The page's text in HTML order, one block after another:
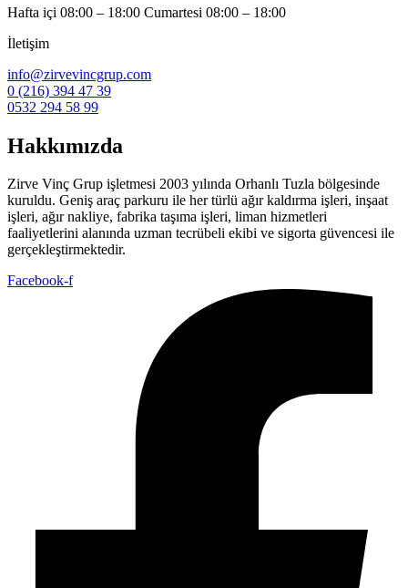
Hafta içi 08:00 – 18:00 Cumartesi 08:00 – 18:00
İletişim
info@zirvevincgrup.com
0 (216) 394 47 39
0532 294 58 99
Hakkımızda
Zirve Vinç Grup işletmesi 2003 yılında Orhanlı Tuzla bölgesinde
kuruldu. Geniş araç parkuru ile her türlü ağır kaldırma işleri, inşaat
işleri, ağır nakliye, fabrika taşıma işleri, liman hizmetleri
faaliyetlerini alanında uzman tecrübeli ekibi ve sigorta güvencesi ile
gerçekleştirmektedir.
Facebook-f